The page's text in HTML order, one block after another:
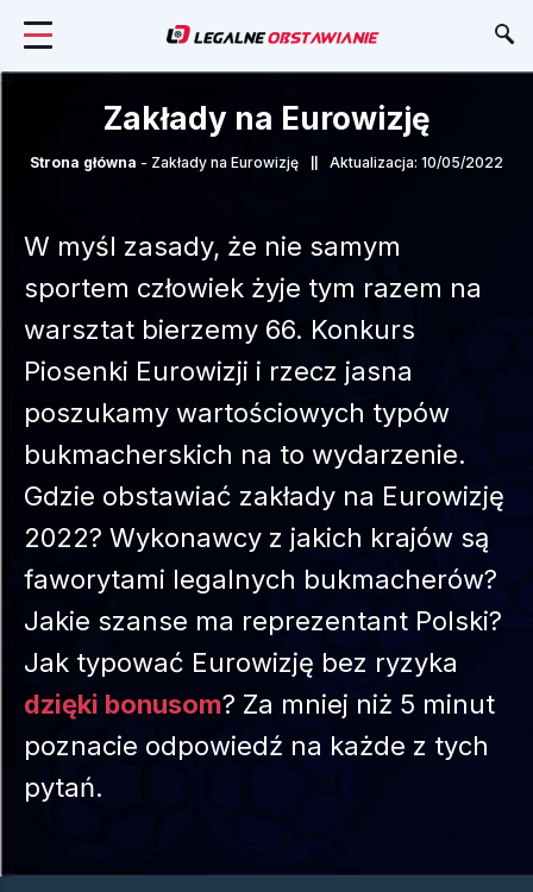
Zakłady na Eurowizję
Strona główna - Zakłady na Eurowizję Aktualizacja: 10/05/2022
W myśl zasady, że nie samym
sportem człowiek żyje tym razem na
warsztat bierzemy 66. Konkurs
Piosenki Eurowizji i rzecz jasna
poszukamy wartościowych typów
bukmacherskich na to wydarzenie.
Gdzie obstawiać zakłady na Eurowizję
2022? Wykonawcy z jakich krajów są
faworytami legalnych bukmacherów?
Jakie szanse ma reprezentant Polski?
Jak typować Eurowizję bez ryzyka
dzięki bonusom? Za mniej niż 5 minut
poznacie odpowiedź na każde z tych
pytań.